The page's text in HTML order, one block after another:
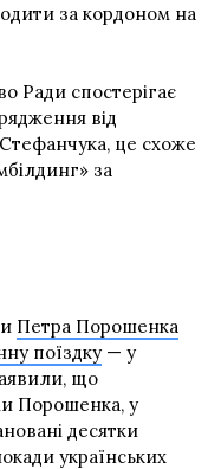
за кордоном на
Ради спостерігає
від
це схоже
за
Петра Порошенка
поїздку — у
що
Порошенка, у
десятки
українських